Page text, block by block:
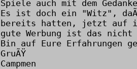
Spiele auch mit dem
Es ist doch ein "Witz",
bereits hatten, jetzt auf
gute Werbung ist das
Bin auf Eure Erfahrungen
GruÃŸ
Campmen